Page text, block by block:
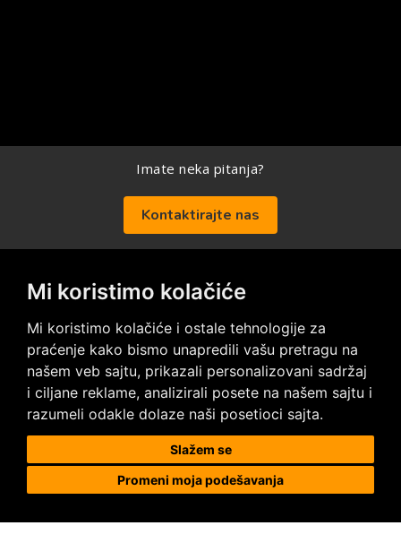
Mi koristimo kolačiće
Mi koristimo kolačiće i ostale tehnologije za
praćenje kako bismo unapredili vašu pretragu na
našem veb sajtu, prikazali personalizovani sadržaj
i ciljane reklame, analizirali posete na našem sajtu i
razumeli odakle dolaze naši posetioci sajta.
Slažem se
Promeni moja podešavanja
Imate neka pitanja?
Kontaktirajte nas
Posetite nas na društvenim mrežama
Prodaja i ugradnja podnih obloga
Megapod d.o.o.